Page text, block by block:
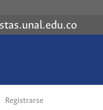
Registrarse